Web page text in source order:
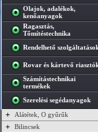
Olajok, adalékok,
kenőanyagok
Ragasztás,
Tőmítéstechnika
Rendelhető
Rovar és kártevő
Számítástechnikai
termékek
Szerelési segédanyagok
+ Alátétek, O gyűrűk
+ Bilincsek